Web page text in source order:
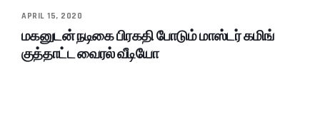
APRIL 15, 2020
மகனுடன் நடிகை பிரகதி போடும் மாஸ்டர் கமிங்
குத்தாட்ட வைரல் வீடியோ